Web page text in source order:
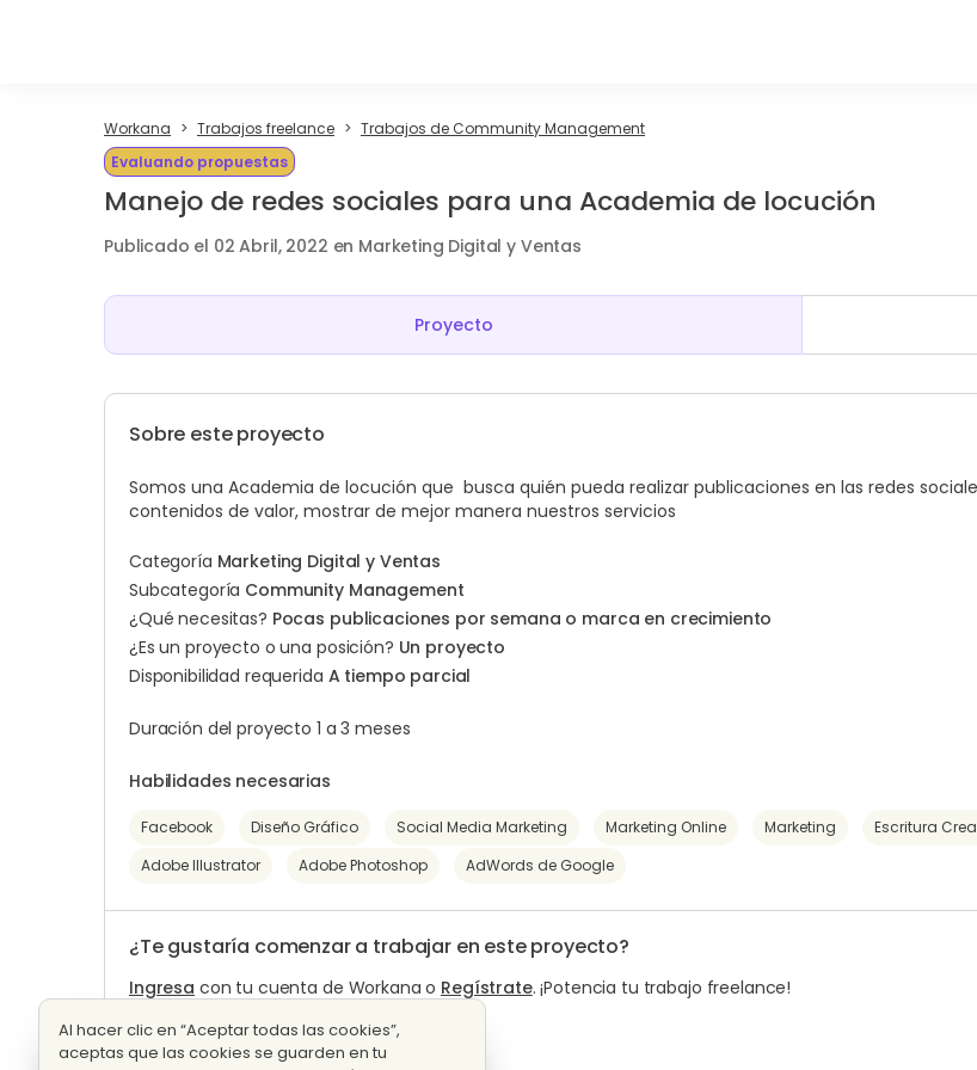
Workana Trabajos freelance
Trabajos de Community Management
Evaluando propuestas
Manejo de redes sociales para una Academia de locución
Publicado el 02 Abril, 2022 en Marketing Digital y Ventas
Proyecto
Sobre este proyecto
Somos una Academia de locución que busca quién pueda realizar publicaciones en las redes
contenidos de valor, mostrar de mejor manera nuestros servicios
Categoría Marketing Digital y Ventas
Subcategoría Community Management
¿Qué necesitas? Pocas publicaciones por semana o marca en crecimiento
¿Es un proyecto o una posición? Un proyecto
Disponibilidad requerida A tiempo parcial
Duración del proyecto 1 a 3 meses
Habilidades necesarias
Facebook Diseño Gráfico Social Media Marketing Marketing Online Marketing
Escritura
Adobe Illustrator
Adobe Photoshop AdWords de Google
¿Te gustaría comenzar a trabajar en este proyecto?
Ingresa con tu cuenta de Workana o Regístrate. ¡Potencia tu trabajo freelance!
Al hacer clic en “Aceptar todas las cookies”,
aceptas que las cookies se guarden en tu